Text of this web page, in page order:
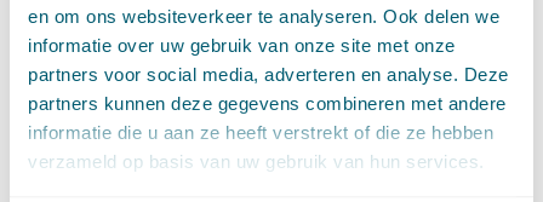
en om ons websiteverkeer te analyseren. Ook delen we
informatie over uw gebruik van onze site met onze
partners voor social media, adverteren en analyse. Deze
partners kunnen deze gegevens combineren met andere
informatie die u aan ze heeft verstrekt of die ze hebben
verzameld op basis van uw gebruik van hun services.
Downloaden